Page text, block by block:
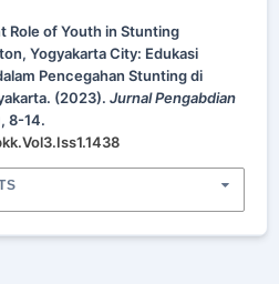
Role of Youth in Stunting
Yogyakarta City: Edukasi
Pencegahan Stunting di
(2023). Jurnal Pengabdian
8-14.